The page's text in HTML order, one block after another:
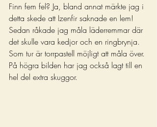
Finn fem fel? Ja, bland annat märkte jag i
detta skede att Izenfir saknade en lem!
Sedan råkade jag måla läderremmar där
det skulle vara kedjor och en ringbrynja.
Som tur är torrpastell möjligt att måla över.
På högra bilden har jag också lagt till en
hel del extra skuggor.